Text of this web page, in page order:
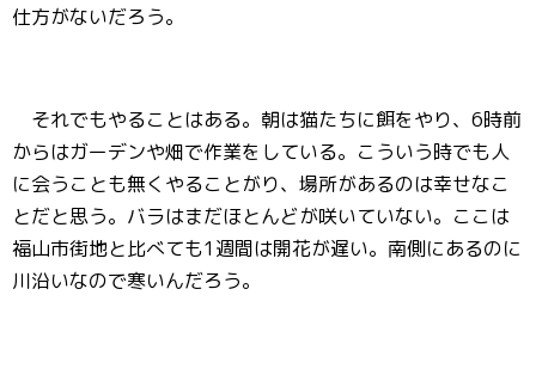
仕方がないだろう。
それでもやることはある。朝は猫たちに餌をやり、6時前
からはガーデンや畑で作業をしている。こういう時でも人
に会うことも無くやることがり、場所があるのは幸せなこ
とだと思う。バラはまだほとんどが咲いていない。ここは
福山市街地と比べても1週間は開花が遅い。南側にあるのに
川沿いなので寒いんだろう。